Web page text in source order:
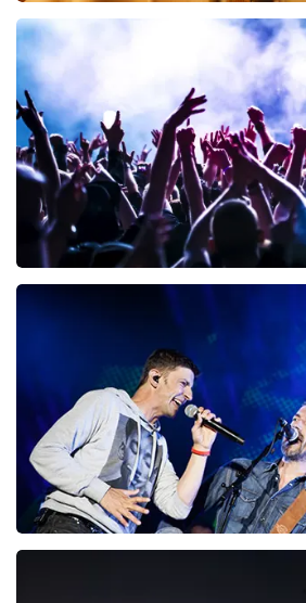
Teddy Swims
BESTEL NU
Megadeth
laatste 30 minuten
BESTEL NU